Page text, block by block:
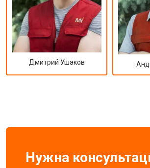
Дмитрий Ушаков
Нужна